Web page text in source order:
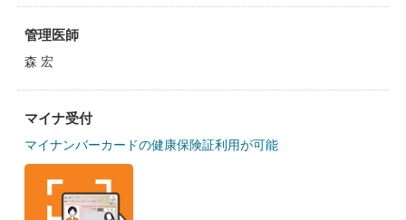
管理医師
森 宏
マイナ受付
マイナンバーカードの健康保険証利用が可能